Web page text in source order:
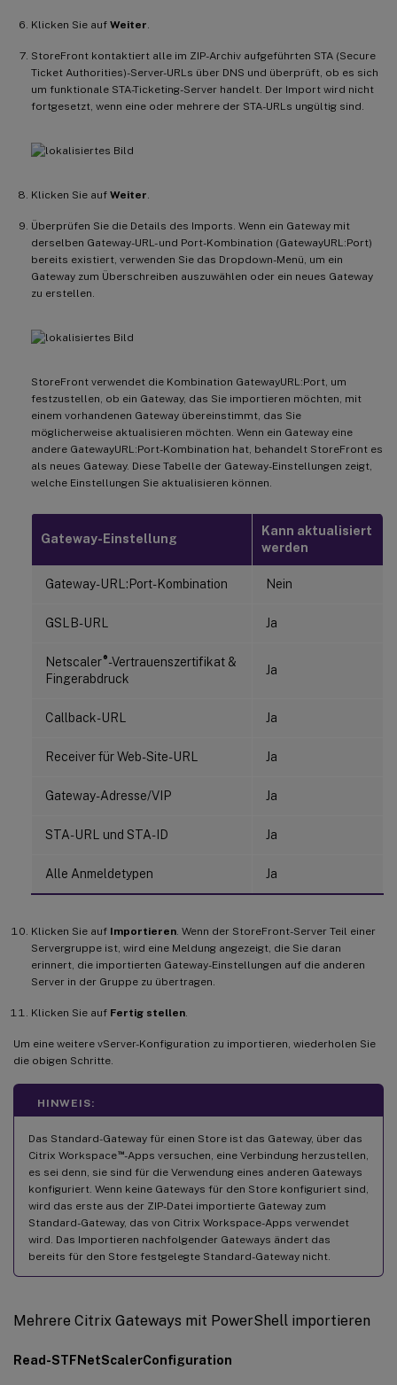
Klicken Sie auf Weiter
StoreFront kontaktiert alle im ZIP-Archiv aufgeführten STA (Secure
Ticket Authorities)-Server-URLs über DNS und überprüft, ob es sich
um funktionale STA-Ticketing-Server handelt. Der Import wird nicht
fortgesetzt, wenn eine oder mehrere der STA-URLs ungültig sind.
Klicken Sie auf Weiter
Überprüfen Sie die Details des Imports. Wenn ein Gateway mit
derselben Gateway-URL- und Port-Kombination (GatewayURL:Port)
bereits existiert, verwenden Sie das Dropdown-Menü, um ein
Gateway zum Überschreiben auszuwählen oder ein neues Gateway
zu erstellen.
StoreFront verwendet die Kombination GatewayURL:Port, um
festzustellen, ob ein Gateway, das Sie importieren möchten, mit
einem vorhandenen Gateway übereinstimmt, das Sie
möglicherweise aktualisieren möchten. Wenn ein Gateway eine
andere GatewayURL:Port-Kombination hat, behandelt StoreFront es
als neues Gateway. Diese Tabelle der Gateway-Einstellungen zeigt,
welche Einstellungen Sie aktualisieren können.
Gateway-Einstellung
Kann aktualisiert
werden
Gateway-URL:Port-Kombination Nein
GSLB-URL Ja
Netscaler®-Vertrauenszertifikat &
Fingerabdruck
Ja
Callback-URL Ja
Receiver für Web-Site-URL Ja
Gateway-Adresse/VIP Ja
STA-URL und STA-ID Ja
Alle Anmeldetypen Ja
Klicken Sie auf Importieren . Wenn der StoreFront-Server Teil einer
Servergruppe ist, wird eine Meldung angezeigt, die Sie daran
erinnert, die importierten Gateway-Einstellungen auf die anderen
Server in der Gruppe zu übertragen.
Klicken Sie auf Fertig stellen
Um eine weitere vServer-Konfiguration zu importieren, wiederholen Sie
die obigen Schritte.
HINWEIS:
Das Standard-Gateway für einen Store ist das Gateway, über das
Citrix Workspace™-Apps versuchen, eine Verbindung herzustellen,
es sei denn, sie sind für die Verwendung eines anderen Gateways
konfiguriert. Wenn keine Gateways für den Store konfiguriert sind,
wird das erste aus der ZIP-Datei importierte Gateway zum
Standard-Gateway, das von Citrix Workspace-Apps verwendet
wird. Das Importieren nachfolgender Gateways ändert das
bereits für den Store festgelegte Standard-Gateway nicht.
Mehrere Citrix Gateways mit PowerShell importieren
Read-STFNetScalerConfiguration